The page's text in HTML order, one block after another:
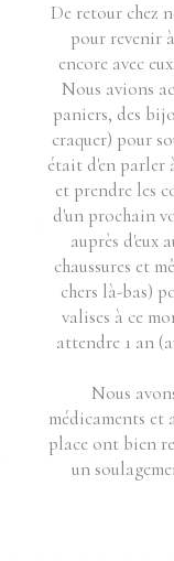
De retour chez
pour revenir
encore avec
Nous avions
paniers, des
craquer) pour
était d'en parler
et prendre les
d'un prochain
auprès d'eux
chaussures et
chers là-bas)
valises à ce
attendre 1 an
Nous
médicaments et
place ont bien
un